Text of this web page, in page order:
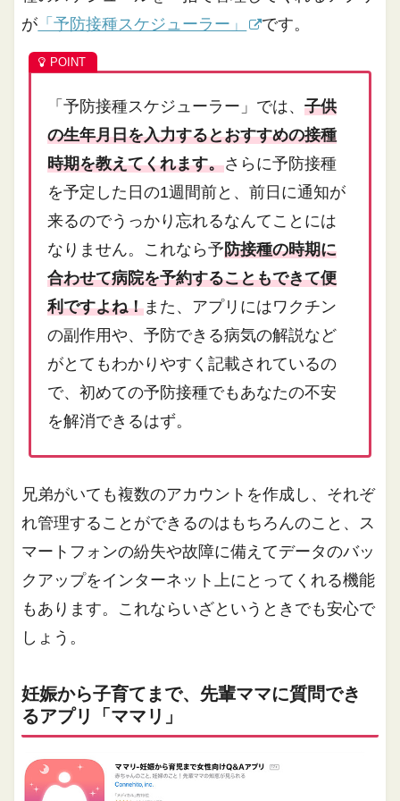
が 「予防接種スケジューラー」 です。
「予防接種スケジューラー」では、子供
の生年月日を入力するとおすすめの接種
時期を教えてくれます。さらに予防接種
を予定した日の1週間前と、前日に通知が
来るのでうっかり忘れるなんてことには
なりません。これなら予防接種の時期に
合わせて病院を予約することもできて便
利ですよね！また、アプリにはワクチン
の副作用や、予防できる病気の解説など
がとてもわかりやすく記載されているの
で、初めての予防接種でもあなたの不安
を解消できるはず。
兄弟がいても複数のアカウントを作成し、それぞ
れ管理することができるのはもちろんのこと、ス
マートフォンの紛失や故障に備えてデータのバッ
クアップをインターネット上にとってくれる機能
もあります。これならいざというときでも安心で
しょう。
妊娠から子育てまで、先輩ママに質問でき
るアプリ「ママリ」